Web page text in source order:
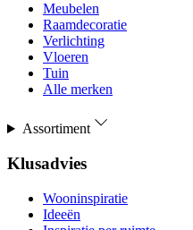
Meubelen
Raamdecoratie
Verlichting
Vloeren
Tuin
Alle merken
Assortiment
Klusadvies
Wooninspiratie
Ideeën